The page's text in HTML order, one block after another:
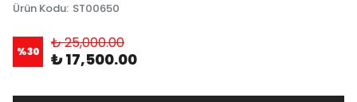
Ürün Kodu: ST00650
%30 ₺ 25,000.00
₺ 17,500.00